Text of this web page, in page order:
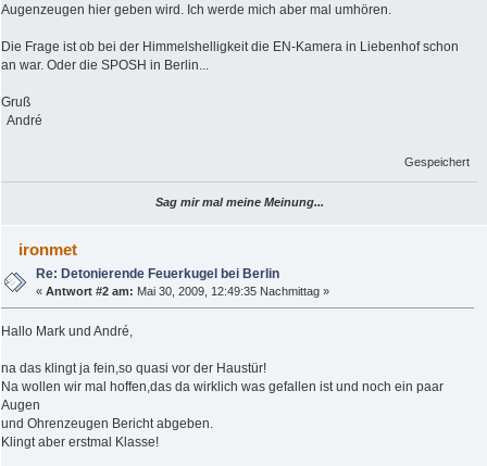
Augenzeugen hier geben wird. Ich werde mich aber mal umhören.
Die Frage ist ob bei der Himmelshelligkeit die EN-Kamera in Liebenhof schon
an war. Oder die SPOSH in Berlin...
Gruß
André
Gespeichert
Sag mir mal meine Meinung...
ironmet
Re: Detonierende Feuerkugel bei Berlin
«Antwort #2 am: Mai 30, 2009, 12:49:35 Nachmittag »
Hallo Mark und André,
na das klingt ja fein,so quasi vor der Haustür!
Na wollen wir mal hoffen,das da wirklich was gefallen ist und noch ein paar
Augen
und Ohrenzeugen Bericht abgeben.
Klingt aber erstmal Klasse!